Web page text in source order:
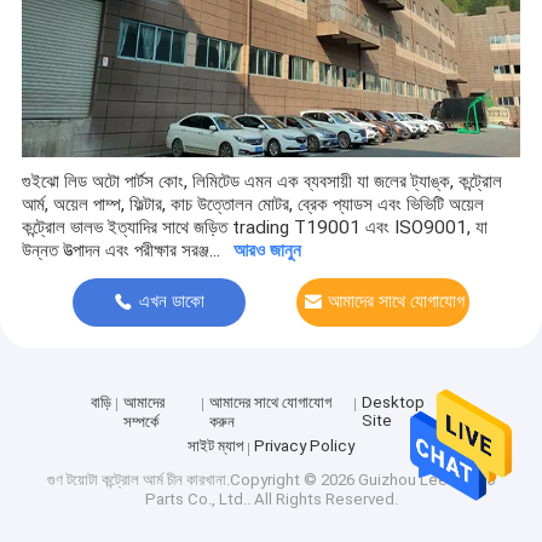
গুইঝো লিড অটো পার্টস কোং, লিমিটেড এমন এক ব্যবসায়ী যা জলের ট্যাঙ্ক, কন্ট্রোল
আর্ম, অয়েল পাম্প, ফিল্টার, কাচ উত্তোলন মোটর, ব্রেক প্যাডস এবং ভিভিটি অয়েল
কন্ট্রোল ভালভ ইত্যাদির সাথে জড়িত trading T19001 এবং ISO9001, যা
উন্নত উত্পাদন এবং পরীক্ষার সরঞ্জ...
আরও জানুন
এখন ডাকো আমাদের সাথে যোগাযোগ
বাড়ি
আমাদের
সম্পর্কে
আমাদের সাথে যোগাযোগ
করুন
Desktop
Site
সাইট ম্যাপ
Privacy Policy
গুণটয়োটা কন্ট্রোল আর্মচীন কারখানা.Copyright © 2026 Guizhou Leed Auto
Parts Co., Ltd.. All Rights Reserved.